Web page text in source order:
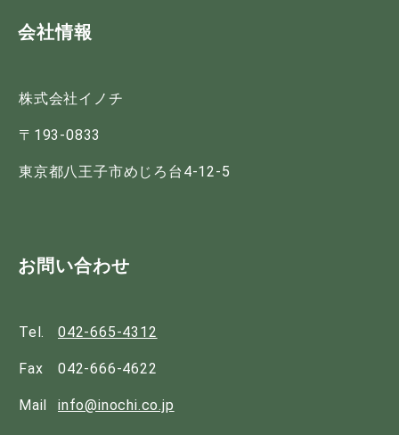
会社情報
株式会社イノチ
〒193-0833
東京都八王子市めじろ台4-12-5
お問い合わせ
Tel. 042-665-4312
Fax 042-666-4622
Mail info@inochi.co.jp